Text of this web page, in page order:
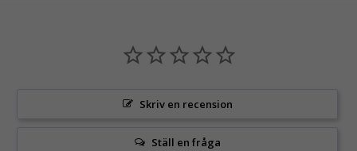
Skriv en recension
Ställ en fråga